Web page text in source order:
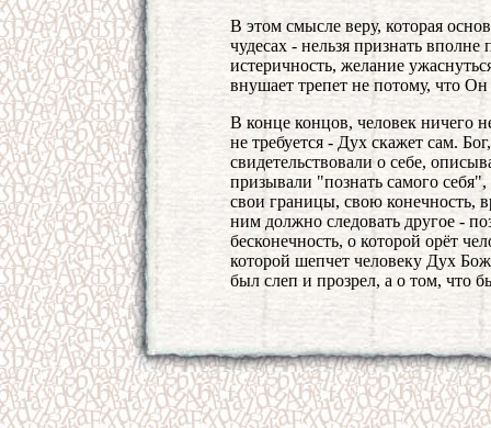
В этом смысле веру, которая
чудесах - нельзя признать
истеричность, желание
внушает трепет не потому, что
В конце концов, человек ничего
не требуется - Дух скажет сам.
свидетельствовали о себе,
призывали "познать самого
свои границы, свою конечность,
ним должно следовать другое -
бесконечность, о которой орёт
которой шепчет человеку Дух
был слеп и прозрел, а о том, что